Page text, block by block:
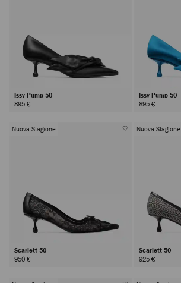
Issy Pump 50
895 €
Issy Pump 50
895 €
Nuova Stagione
Scarlett 50
950 €
Nuova Stagione
Scarlett 50
925 €